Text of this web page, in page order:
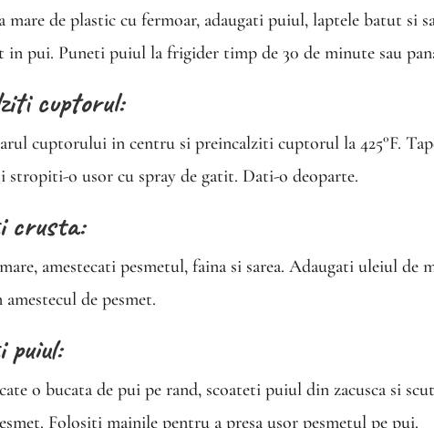
mare de plastic cu fermoar, adaugati puiul, laptele batut si
in pui. Puneti puiul la frigider timp de 30 de minute sau
cuptorul:
cuptorului in centru si preincalziti cuptorul la 425°F.
stropiti-o usor cu spray de gatit. Dati-o deoparte.
crusta:
amestecati pesmetul, faina si sarea. Adaugati uleiul de
de pesmet.
o bucata de pui pe rand, scoateti puiul din zacusca si
Folositi mainile pentru a presa usor pesmetul pe pui.